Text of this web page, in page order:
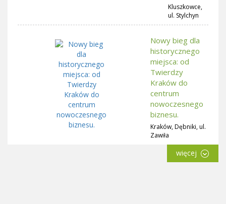
Kluszkowce,
ul. Stylchyn
Nowy bieg dla
historycznego
miejsca: od
Twierdzy
Kraków do
centrum
nowoczesnego
biznesu.
Kraków, Dębniki, ul.
Zawiła
więcej